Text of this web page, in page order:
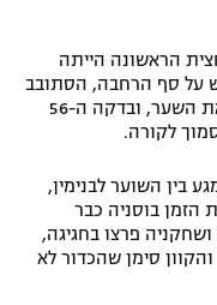
הראשונה הייתה
הרוש על סף הרחבה, הסתובב
ובעט החוצה. מנגד, גם הבוסנים סיכנו את השער, ובדקה ה-56
לקורה.
בין השוער לבנימין,
בוסניה כבר
פרצו בחגיגה,
סימן שהכדור לא